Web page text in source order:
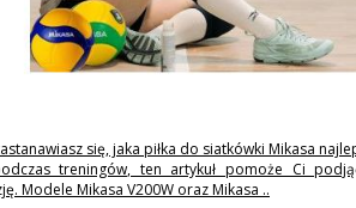
się, jaka piłka do siatkówki Mikasa
treningów, ten artykuł pomoże Ci
Modele Mikasa V200W oraz Mikasa ..